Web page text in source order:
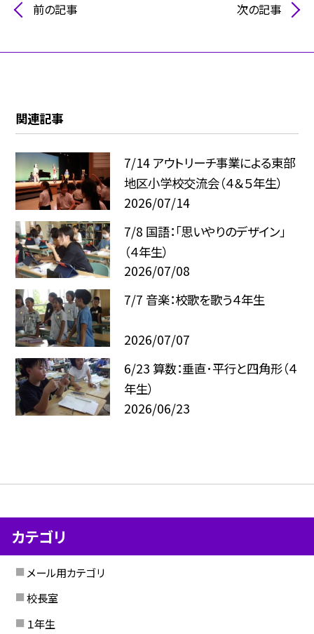
前の記事 次の記事
関連記事
7/14 アウトリーチ事業による東部
地区小学校交流会（４＆５年生）
2026/07/14
7/8 国語：「思いやりのデザイン」
（４年生）
2026/07/08
7/7 音楽：校歌を歌う４年生
2026/07/07
6/23 算数：垂直･平行と四角形（４
年生）
2026/06/23
カテゴリ
メール用カテゴリ
校長室
１年生